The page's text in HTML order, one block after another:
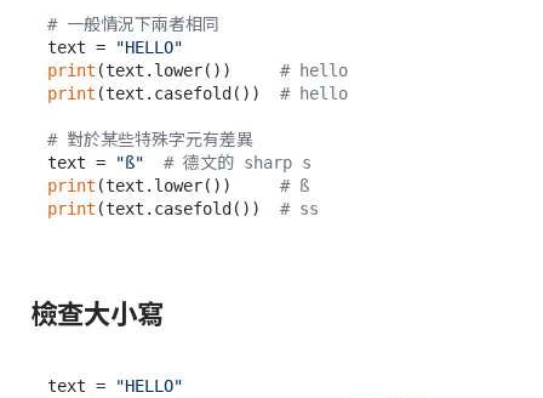
# 一般情況下兩者相同
text =
"HELLO"
print (text.lower()) # hello
print (text.casefold()) # hello
# 對於某些特殊字元有差異
text =
"ß"
# 德文的 sharp s
print (text.lower()) # ß
print (text.casefold()) # ss
檢查大小寫
text =
"HELLO"